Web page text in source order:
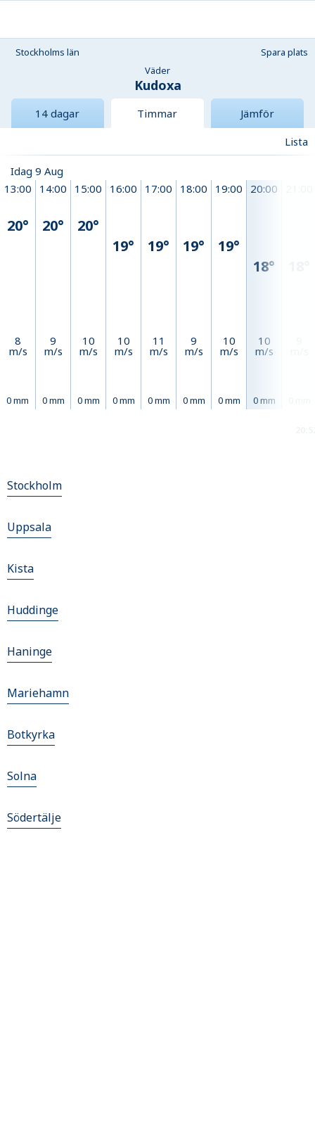
Stockholms län
Spara plats
Väder
Kudoxa
14 dagar Timmar
Jämför
Lista
Idag 9 Aug
13:00
20°
8
m/s
0 mm
14:00
20°
9
m/s
0 mm
15:00
20°
10
m/s
0 mm
16:00
19°
10
m/s
0 mm
17:00
19°
11
m/s
0 mm
18:00
19°
9
m/s
0 mm
19:00
19°
10
m/s
0 mm
20:00
18°
10
m/s
0 mm
Stockholm
Uppsala
Kista
Huddinge
Haninge
Mariehamn
Botkyrka
Solna
Södertälje